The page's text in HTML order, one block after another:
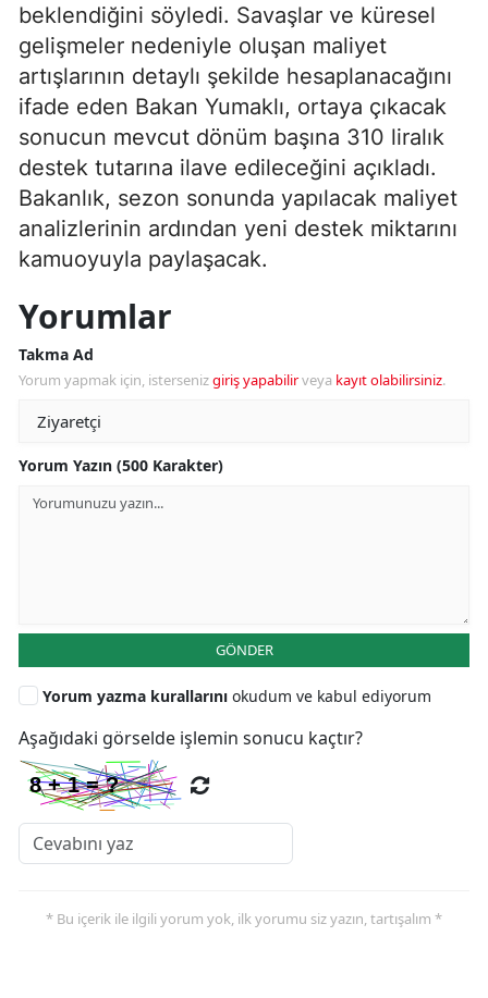
beklendiğini söyledi. Savaşlar ve küresel
gelişmeler nedeniyle oluşan maliyet
artışlarının detaylı şekilde hesaplanacağını
ifade eden Bakan Yumaklı, ortaya çıkacak
sonucun mevcut dönüm başına 310 liralık
destek tutarına ilave edileceğini açıkladı.
Bakanlık, sezon sonunda yapılacak maliyet
analizlerinin ardından yeni destek miktarını
kamuoyuyla paylaşacak.
Yorumlar
Takma Ad
Yorum yapmak için, istersenizgiriş yapabilirveya kayıt olabilirsiniz.
Yorum Yazın (500 Karakter)
GÖNDER
Yorum yazma kurallarını okudum ve kabul ediyorum
Aşağıdaki görselde işlemin sonucu kaçtır?
* Bu içerik ile ilgili yorum yok, ilk yorumu siz yazın, tartışalım *